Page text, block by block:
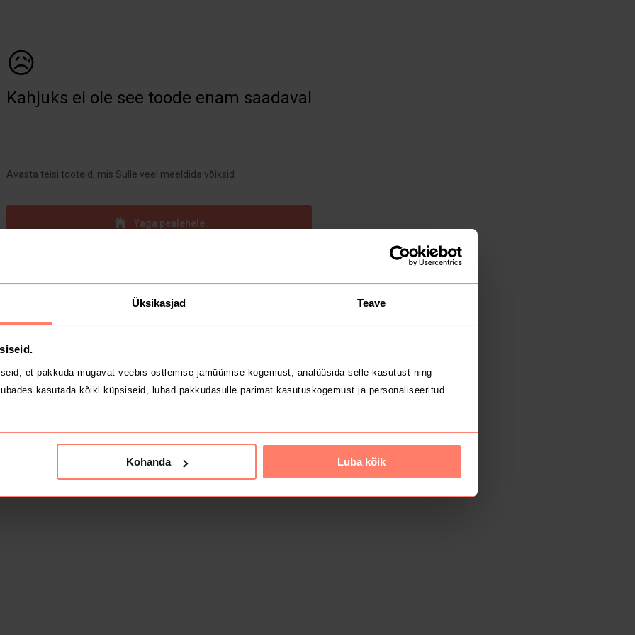
Üksikasjad Teave
et pakkuda mugavat veebis ostlemise jamüümise kogemust, analüüsida selle kasutust ning
kasutada kõiki küpsiseid, lubad pakkudasulle parimat kasutuskogemust ja personaliseeritud
Kohanda Luba kõik
😥
Kahjuks ei ole see toode enam saadaval
Avasta teisi tooteid, mis Sulle veel meeldida võiksid
Yaga pealehele